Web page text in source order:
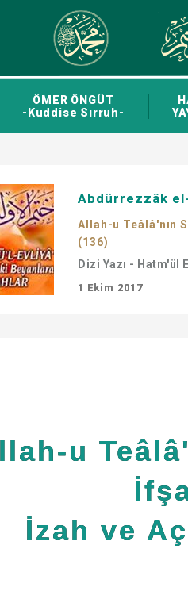
ÖMER ÖNGÜT
-Kuddise Sırruh-
Abdürrezzâk
Allah-u Teâlâ'nın
(136)
Dizi Yazı - Hatm'ül
1 Ekim 2017
u
İzah ve